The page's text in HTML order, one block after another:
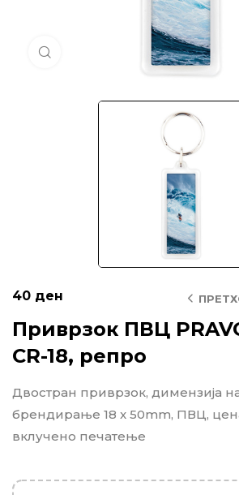
Кликни за голема слика
40 ден
Приврзок ПВЦ
CR-18, репро
Двостран приврзок, димензија
брендирање 18 x 50mm, ПВЦ,
вклучено печатење